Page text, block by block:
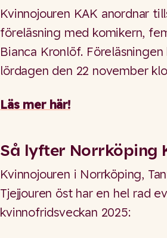
Kvinnojouren KAK anordnar
föreläsning med komikern,
Bianca Kronlöf.
lördagen den 22 november
Läs mer här!
Så lyfter Norrköping
Kvinnojouren i Norrköping,
Tjejjouren öst har en hel rad
kvinnofridsveckan 2025: